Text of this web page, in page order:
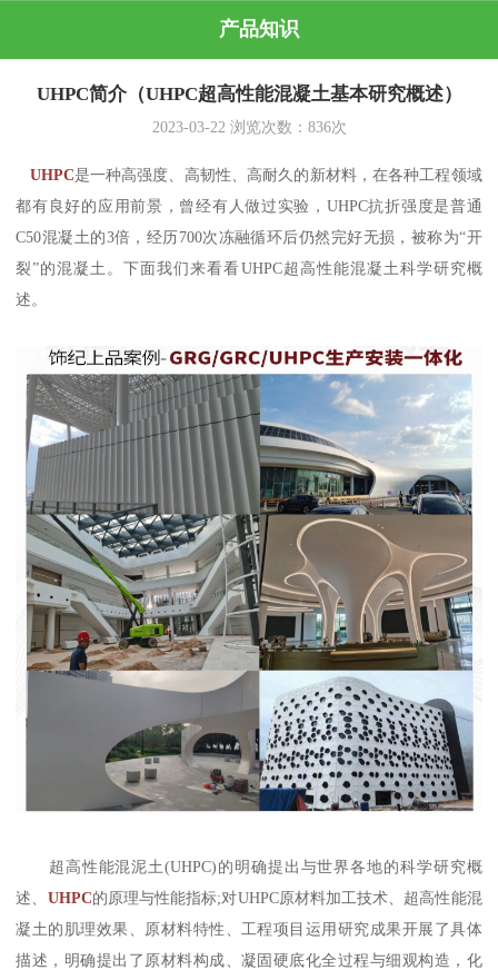
产品知识
UHPC简介（UHPC超高性能混凝土基本研究概述）
2023-03-22 浏览次数： 836次
UHPC是一种高强度、高韧性、高耐久的新材料，在各种工程领域
都有良好的应用前景，曾经有人做过实验，UHPC抗折强度是普通
C50混凝土的3倍，经历700次冻融循环后仍然完好无损，被称为“开
裂”的混凝土。下面我们来看看UHPC超高性能混凝土科学研究概
述。
超高性能混泥土(UHPC)的明确提出与世界各地的科学研究概
述、 UHPC的原理与性能指标;对UHPC原材料加工技术、超高性能混
凝土的肌理效果、原材料特性、工程项目运用研究成果开展了具体
描述，明确提出了原材料构成、凝固硬底化全过程与细观构造，化